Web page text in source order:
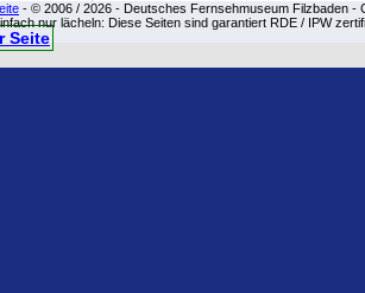
- © 2006 / 2026 - Deutsches Fernsehmuseum Filzbaden -
nur lächeln: Diese Seiten sind garantiert RDE / IPW
Seite